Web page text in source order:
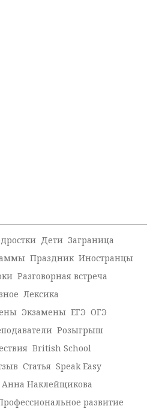
Дети Заграница
Праздник Иностранцы
Разговорная встреча
Лексика
Экзамены ЕГЭ ОГЭ
Розыгрыш
British School
Статья Speak Easy
Анна Наклейщикова
развитие